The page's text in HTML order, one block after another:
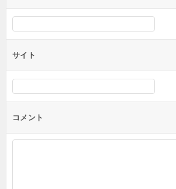
サイト
コメント